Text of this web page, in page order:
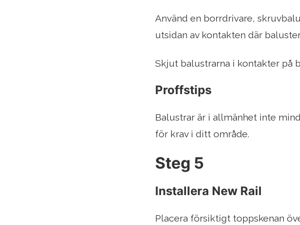
Använd en borrdrivare,
utsidan av kontakten där
Skjut balustrarna i kontakter på
Proffstips
Balustrar är i allmänhet inte
för krav i ditt område.
Steg 5
Installera New Rail
Placera försiktigt toppskenan